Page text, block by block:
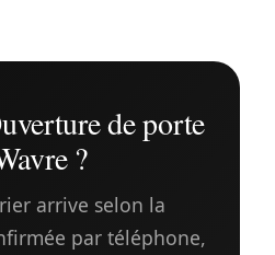
de porte
?
arrive selon la
par téléphone,